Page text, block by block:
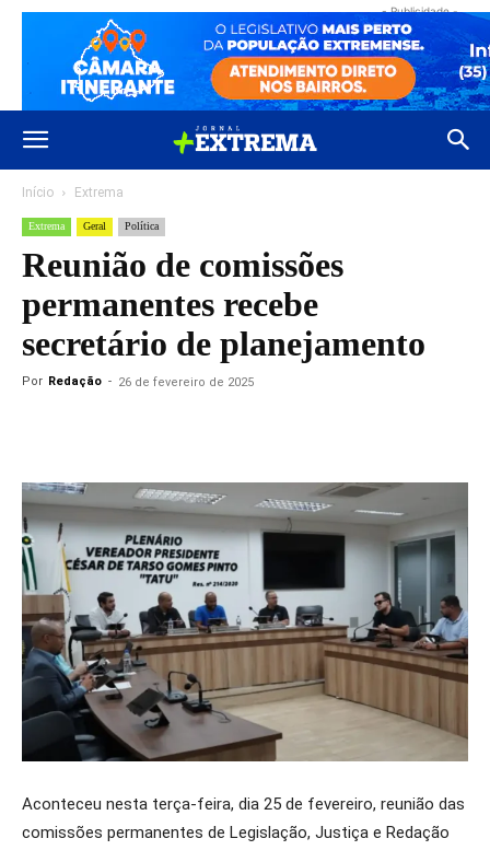
- Publicidade -
Início Extrema
Extrema Geral Política
Reunião de comissões
permanentes recebe
secretário de planejamento
Por Redação - 26 de fevereiro de 2025
Aconteceu nesta terça-feira, dia 25 de fevereiro, reunião das
comissões permanentes de Legislação, Justiça e Redação